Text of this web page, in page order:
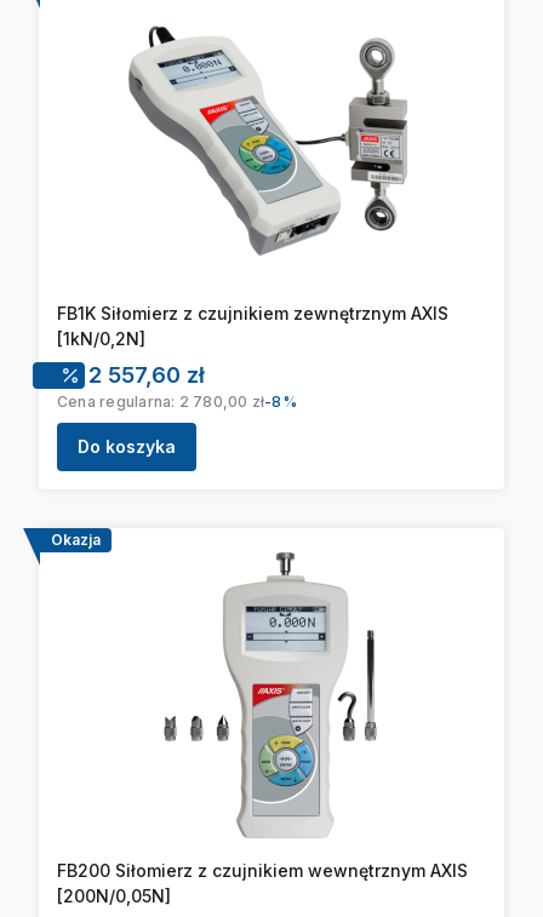
FB1K Siłomierz z czujnikiem zewnętrznym AXIS
[1kN/0,2N]
Cena promocyjna
2 557,60 zł
Cena regularna: 2 780,00 zł-8%
Do koszyka
Okazja
FB200 Siłomierz z czujnikiem wewnętrznym AXIS
[200N/0,05N]